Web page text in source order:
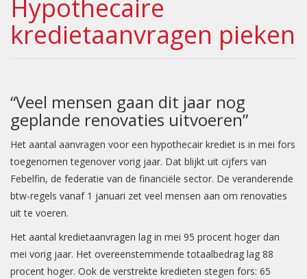
Hypothecaire
kredietaanvragen pieken
“Veel mensen gaan dit jaar nog
geplande renovaties uitvoeren”
Het aantal aanvragen voor een hypothecair krediet is in mei fors
toegenomen tegenover vorig jaar. Dat blijkt uit cijfers van
Febelfin, de federatie van de financiële sector. De veranderende
btw-regels vanaf 1 januari zet veel mensen aan om renovaties
uit te voeren.
Het aantal kredietaanvragen lag in mei 95 procent hoger dan
mei vorig jaar. Het overeenstemmende totaalbedrag lag 88
procent hoger. Ook de verstrekte kredieten stegen fors: 65